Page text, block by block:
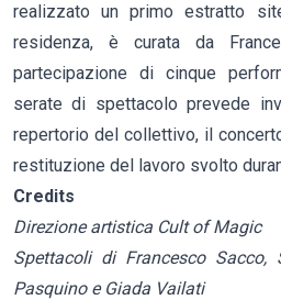
realizzato un primo estratto
residenza, è curata da
partecipazione di cinque
serate di spettacolo prevede
repertorio del collettivo, il
restituzione del lavoro svolto
Credits
Direzione artistica Cult of Magic
Spettacoli di Francesco Sacco,
Pasquino e Giada Vailati